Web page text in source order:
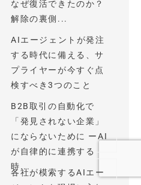
なぜ復活できたのか？
解除の裏側...
AIエージェントが発注
する時代に備える、サ
プライヤーが今すぐ点
検すべき3つのこと
B2B取引の自動化で
「発見されない企業」
にならないために ーAI
が自律的に連携する
時...
各社が模索するAIエー